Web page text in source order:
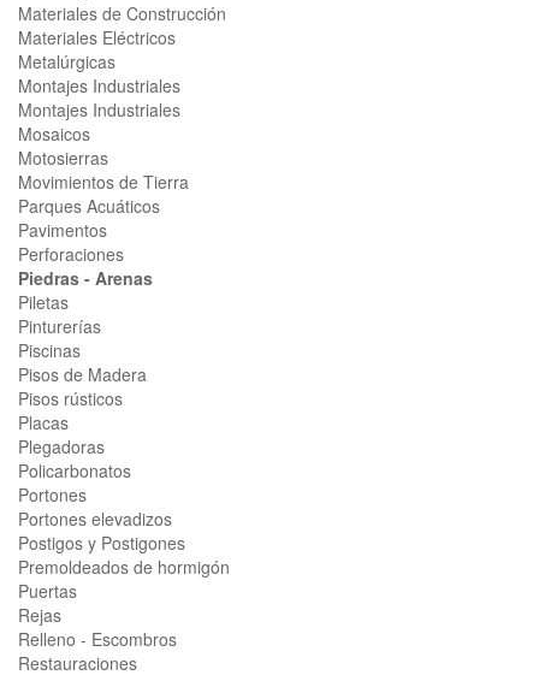
Materiales de Construcción
Materiales Eléctricos
Metalúrgicas
Montajes Industriales
Montajes Industriales
Mosaicos
Motosierras
Movimientos de Tierra
Parques Acuáticos
Pavimentos
Perforaciones
Piedras - Arenas
Piletas
Pinturerías
Piscinas
Pisos de Madera
Pisos rústicos
Placas
Plegadoras
Policarbonatos
Portones
Portones elevadizos
Postigos y Postigones
Premoldeados de hormigón
Puertas
Rejas
Relleno - Escombros
Restauraciones